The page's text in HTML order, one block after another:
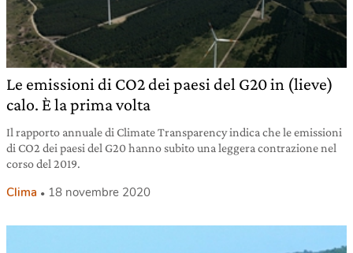
Le emissioni di CO2 dei paesi del G20 in (lieve)
calo. È la prima volta
Il rapporto annuale di Climate Transparency indica che le emissioni
di CO2 dei paesi del G20 hanno subito una leggera contrazione nel
corso del 2019.
Clima 18 novembre 2020